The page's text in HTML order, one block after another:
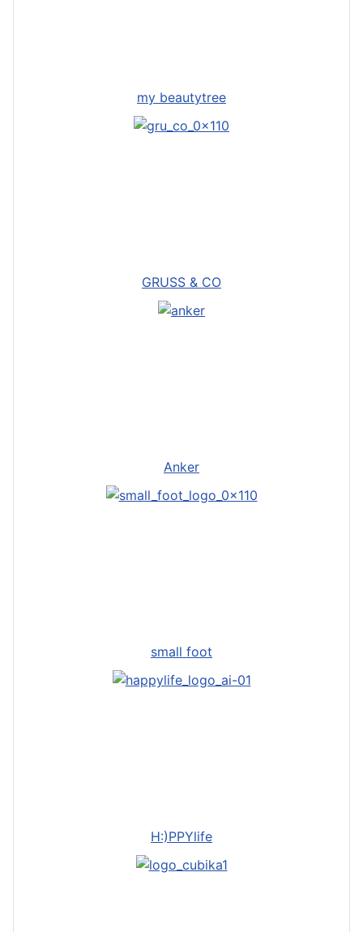
my beautytree
GRUSS & CO
Anker
small foot
H:)PPYlife